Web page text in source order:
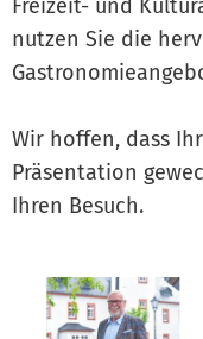
Freizeit- und
nutzen Sie die
Wir hoffen, dass
Präsentation
Ihren Besuch.